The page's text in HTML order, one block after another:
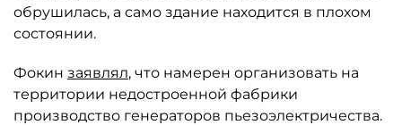
обрушилась, а само здание находится в плохом
состоянии.
Фокин заявлял, что намерен организовать на
территории недостроенной фабрики
производство генераторов пьезоэлектричества.